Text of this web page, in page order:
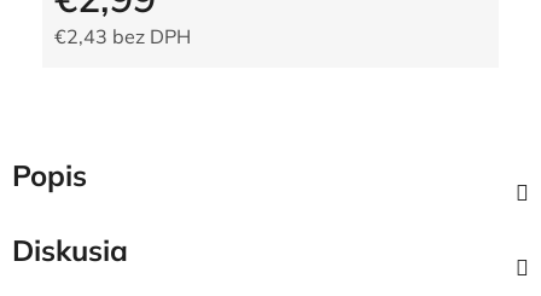
€2,43 bez DPH
Popis
Diskusia